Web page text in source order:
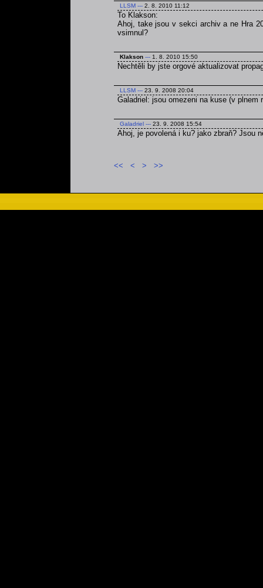
LLSM --- 2. 8. 2010 11:12
To Klakson:
Ahoj, take jsou v sekci archiv a ne Hra
vsimnul?
Klakson --- 1. 8. 2010 15:50
Nechtěli by jste orgové aktualizovat
LLSM --- 23. 9. 2008 20:04
Galadriel: jsou omezeni na kuse (v plnem
Galadriel --- 23. 9. 2008 15:54
Ahoj, je povolená i ku? jako zbraň? Jsou
<< < > >>